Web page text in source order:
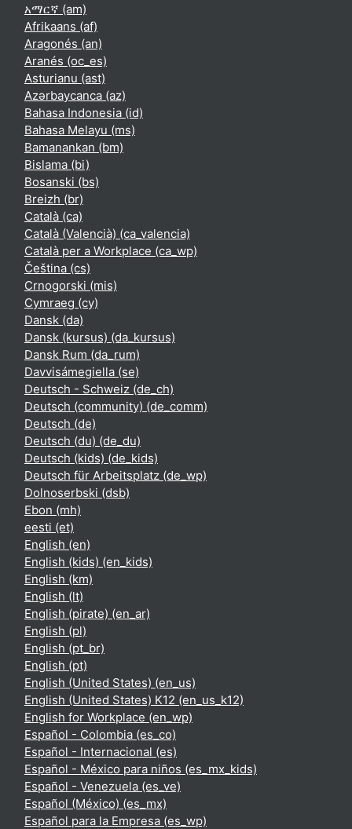
አማርኛ ‎(am)‎
Afrikaans ‎(af)‎
Aragonés ‎(an)‎
Aranés ‎(oc_es)‎
Asturianu ‎(ast)‎
Azərbaycanca ‎(az)‎
Bahasa Indonesia ‎(id)‎
Bahasa Melayu ‎(ms)‎
Bamanankan ‎(bm)‎
Bislama ‎(bi)‎
Bosanski ‎(bs)‎
Breizh ‎(br)‎
Català ‎(ca)‎
Català (Valencià) ‎(ca_valencia)‎
Català per a Workplace ‎(ca_wp)‎
Čeština ‎(cs)‎
Crnogorski ‎(mis)‎
Cymraeg ‎(cy)‎
Dansk ‎(da)‎
Dansk (kursus) ‎(da_kursus)‎
Dansk Rum ‎(da_rum)‎
Davvisámegiella ‎(se)‎
Deutsch - Schweiz ‎(de_ch)‎
Deutsch (community) ‎(de_comm)‎
Deutsch ‎(de)‎
Deutsch (du) ‎(de_du)‎
Deutsch (kids) ‎(de_kids)‎
Deutsch für Arbeitsplatz ‎(de_wp)‎
Dolnoserbski ‎(dsb)‎
Ebon ‎(mh)‎
eesti ‎(et)‎
English ‎(en)‎
English (kids) ‎(en_kids)‎
English ‎(km)‎
English ‎(lt)‎
English (pirate) ‎(en_ar)‎
English ‎(pl)‎
English ‎(pt_br)‎
English ‎(pt)‎
English (United States) ‎(en_us)‎
English (United States) K12 ‎(en_us_k12)‎
English for Workplace ‎(en_wp)‎
Español - Colombia ‎(es_co)‎
Español - Internacional ‎(es)‎
Español - México para niños ‎(es_mx_kids)‎
Español - Venezuela ‎(es_ve)‎
Español (México) ‎(es_mx)‎
Español para la Empresa ‎(es_wp)‎